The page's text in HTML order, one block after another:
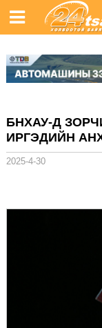
БНХАУ-Д
ИРГЭДИЙН
2025-4-30